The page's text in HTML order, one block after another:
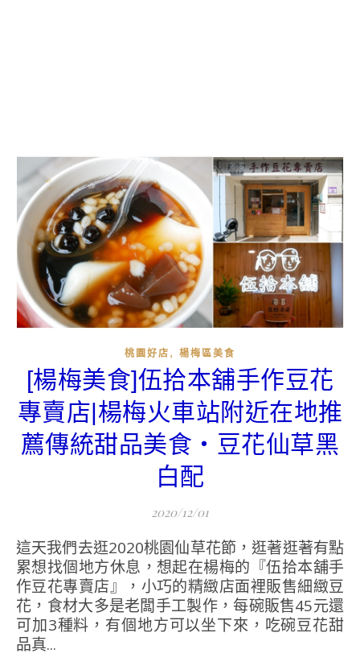
桃園好店 , 楊梅區美食
[楊梅美食]伍拾本舖手作豆花
專賣店|楊梅火車站附近在地推
薦傳統甜品美食‧豆花仙草黑
白配
2020/12/01
這天我們去逛2020桃園仙草花節，逛著逛著有點
累想找個地方休息，想起在楊梅的『伍拾本舖手
作豆花專賣店』，小巧的精緻店面裡販售細緻豆
花，食材大多是老闆手工製作，每碗販售45元還
可加3種料，有個地方可以坐下來，吃碗豆花甜
品真...